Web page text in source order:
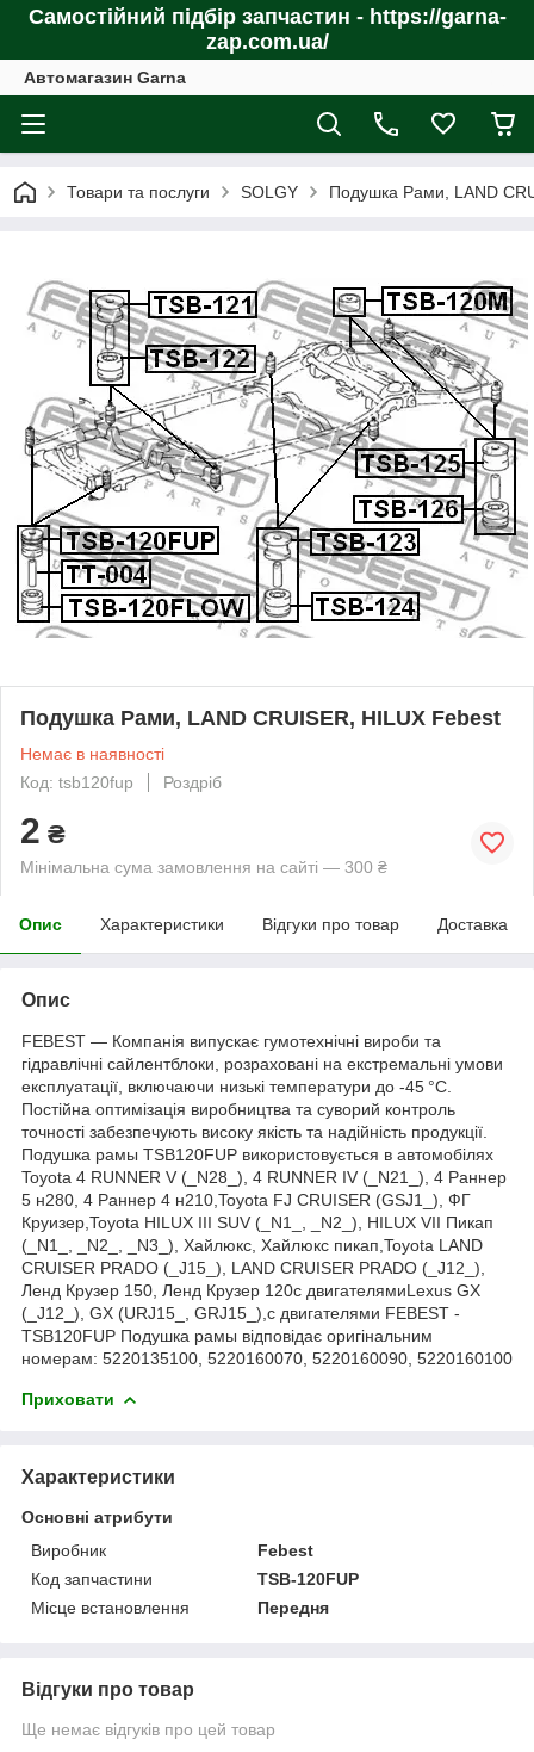
Самостійний підбір запчастин - https://garna-
zap.com.ua/
Автомагазин Garna
Товари та послуги SOLGY Подушка Рами, LAND
Подушка Рами, LAND CRUISER, HILUX Febest
Немає в наявності
Код: tsb120fup
Роздріб
2 ₴
Мінімальна сума замовлення на сайті — 300 ₴
Опис Характеристики Відгуки про товар Доставка
Опис
FEBEST — Компанія випускає гумотехнічні вироби та
гідравлічні сайлентблоки, розраховані на екстремальні умови
експлуатації, включаючи низькі температури до -45 °C.
Постійна оптимізація виробництва та суворий контроль
точності забезпечують високу якість та надійність продукції.
Подушка рамы TSB120FUP використовується в автомобілях
Toyota 4 RUNNER V (_N28_), 4 RUNNER IV (_N21_), 4 Раннер
5 н280, 4 Раннер 4 н210,Toyota FJ CRUISER (GSJ1_), ФГ
Круизер,Toyota HILUX III SUV (_N1_, _N2_), HILUX VII Пикап
(_N1_, _N2_, _N3_), Хайлюкс, Хайлюкс пикап,Toyota LAND
CRUISER PRADO (_J15_), LAND CRUISER PRADO (_J12_),
Ленд Крузер 150, Ленд Крузер 120с двигателямиLexus GX
(_J12_), GX (URJ15_, GRJ15_),с двигателями FEBEST -
TSB120FUP Подушка рамы відповідає оригінальним
номерам: 5220135100, 5220160070, 5220160090, 5220160100
Приховати
Характеристики
Основні атрибути
Виробник
Febest
Код запчастини
TSB-120FUP
Місце встановлення
Передня
Відгуки про товар
Ще немає відгуків про цей товар